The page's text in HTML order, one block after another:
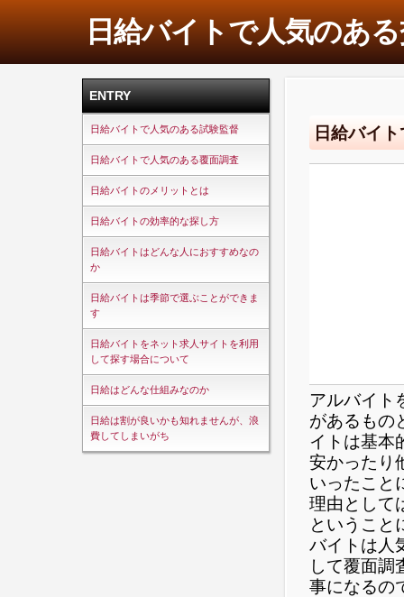
日給バイトで人気のあ
ENTRY
日給バイトで人気のある試験監督
日給バイトで人気のある覆面調査
日給バイトのメリットとは
日給バイトの効率的な探し方
日給バイトはどんな人におすすめなの
か
日給バイトは季節で選ぶことができま
す
日給バイトをネット求人サイトを利用
して探す場合について
日給はどんな仕組みなのか
日給は割が良いかも知れませんが、浪
費してしまいがち
日給バイ
アルバイト
があるもの
イトは基本
安かったり
いったこと
理由として
ということ
バイトは人
して覆面調
事になるの